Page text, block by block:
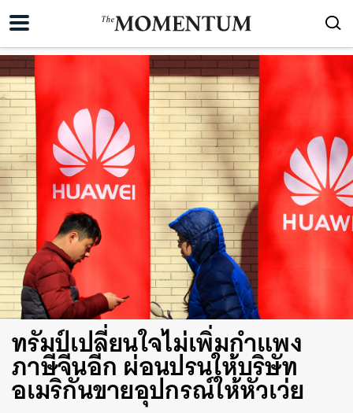
ทรัมป์เปลี่ยนใจไม่เพิ่มกำแพง
ภาษีจีนอีก ผ่อนปรนให้บริษัท
อเมริกันขายอุปกรณ์ให้หัวเว่ย